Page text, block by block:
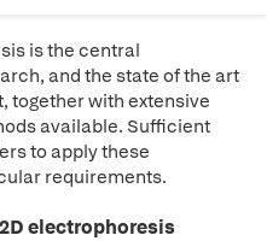
is the central
and the state of the art
together with extensive
available. Sufficient
to apply these
requirements.
electrophoresis